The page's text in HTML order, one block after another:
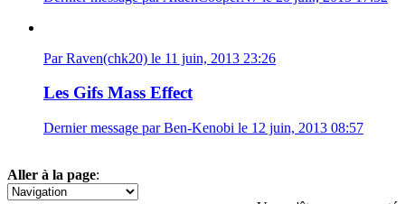
Par Raven(chk20) le 11 juin, 2013 23:26
Les Gifs Mass Effect
Dernier message par Ben-Kenobi le 12 juin, 2013 08:57
Aller à la page:
1 2 »